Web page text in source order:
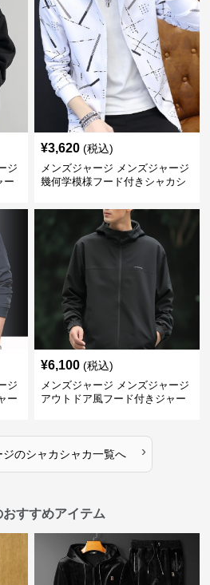
ジ
ー
¥3,620 (税込)
メンズジャージ メンズジャージ
幾何学模様フード付きシャカシ
ジ
ー
¥6,100 (税込)
メンズジャージ メンズジャージ
アウトドア風フード付きジャー
ジのシャカシャカ一覧へ ›
すすめアイテム